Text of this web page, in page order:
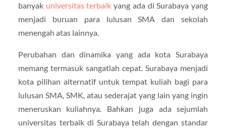
banyak universitas terbaik yang ada di Surabaya yang
menjadi buruan para lulusan SMA dan sekolah
menengah atas lainnya.
Perubahan dan dinamika yang ada kota Surabaya
memang termasuk sangatlah cepat. Surabaya menjadi
kota pilihan alternatif untuk tempat kuliah bagi para
lulusan SMA, SMK, atau sederajat yang lain yang ingin
meneruskan kuliahnya. Bahkan juga ada sejumlah
universitas terbaik di Surabaya telah dengan standar